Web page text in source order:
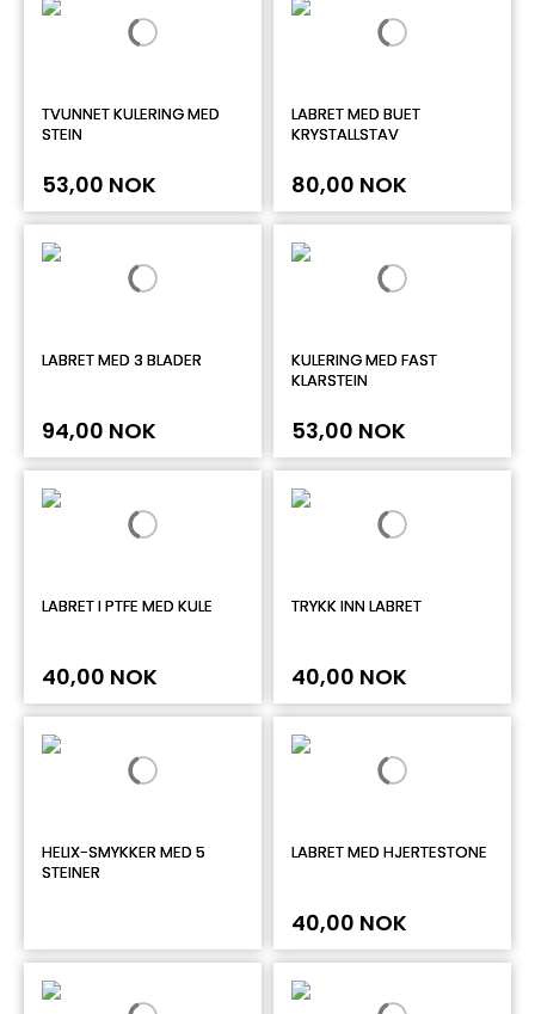
TVUNNET KULERING MED
STEIN
53,00 NOK
LABRET MED BUET
KRYSTALLSTAV
80,00 NOK
LABRET MED 3 BLADER
94,00 NOK
KULERING MED FAST
KLARSTEIN
53,00 NOK
LABRET I PTFE MED KULE
40,00 NOK
TRYKK INN LABRET
40,00 NOK
HELIX-SMYKKER MED 5
STEINER
LABRET MED HJERTESTONE
40,00 NOK